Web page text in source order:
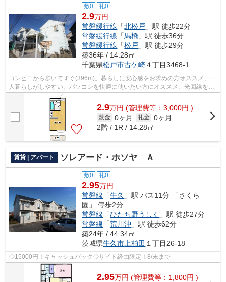
敷0 礼0
2.9万円
常磐緩行線 「北松戸 」駅 徒歩22分
常磐緩行線 「馬橋 」駅 徒歩36分
常磐緩行線 「松戸 」駅 徒歩29分
築36年 / 14.28㎡
千葉県松戸市古ケ崎４丁目3468-1
コンビニから歩いてすぐ(396m)。暮らしに安心感をお求めの方オススメ、一
人暮らしがしやすい。パソコンを快適に使いたい方にオススメ、光回線を繋
いでいる物件。駐車できるスペースも...
2.9万円 (管理費等：3,000円 )
敷金 0ヶ月 礼金 0ヶ月
2階 / 1R / 14.28㎡
賃貸 | アパート ソレアード・ホソヤ Ａ
敷0 礼0
2.95万円
常磐線 「牛久 」駅 バス11分 「さくら
園」 停歩2分
常磐線 「ひたち野うしく
」駅 徒歩27分
常磐線 「荒川沖 」駅 徒歩62分
築24年 / 44.34㎡
茨城県牛久市 上柏田 １丁目26-18
◇15000円！キャッシュバック◇サイト経由限定！8/末まで
2.95万円 (管理費等：1,800円 )